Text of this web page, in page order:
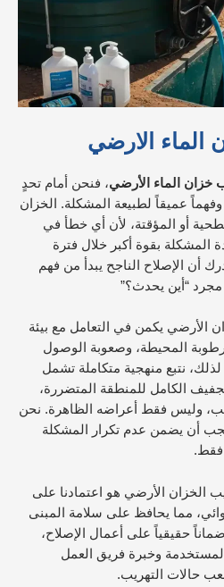
الماء الارضي
خزان الماء الأرضي، فنحن أمام تحدٍ
عميقاً لطبيعة المشكلة. الخزان
أو المؤقتة، لأن أي خطأ في
المشكلة بقوة أكبر خلال فترة
أن الإصلاح الناجح يبدأ من فهم
“أين يحدث؟”
الأرضي يكمن في التعامل مع بيئة
المحيطة، وصعوبة الوصول
لذلك، نتبع منهجية متكاملة تشمل
الكامل للمنطقة المتضررة،
وليس فقط أعراضه الظاهرة. نحن
يجب أن يضمن عدم تكرار المشكلة
فقط.
الخزان الأرضي هو اعتمادنا على
مما يحافظ على سلامة المبنى
حقيقياً على أعمال الإصلاح،
المستخدمة وخبرة فريق العمل
حالات التهريب.